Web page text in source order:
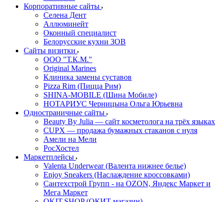
Корпоративные сайты
Селена Дент
Аллюминейт
Оконный специалист
Белорусские кухни ЗОВ
Сайты визитки
ООО "Т.К.М."
Original Marines
Клиника замены суставов
Pizza Rim (Пицца Рим)
SHINA-MOBILE (Шина Мобиле)
НОТАРИУС Черницына Ольга Юрьевна
Одностраничные сайты
Beauty By Julia — сайт косметолога на трёх языках
CUPX — продажа бумажных стаканов с нуля
Амели на Мели
РосХостел
Маркетплейсы
Valenta Underwear (Валента нижнее белье)
Enjoy Sneakers (Наслаждение кроссовками)
Сантехcтрой Групп - на OZON, Яндекс Маркет и
Мега Маркет